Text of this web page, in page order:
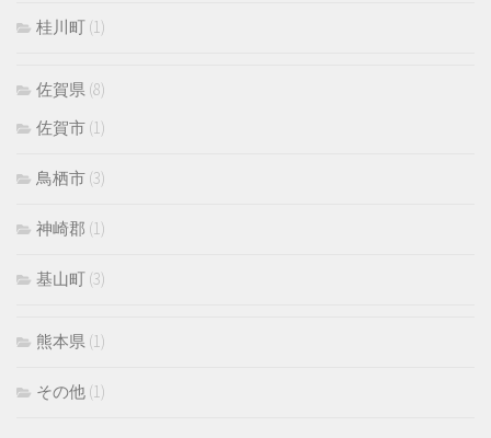
桂川町 (1)
佐賀県 (8)
佐賀市 (1)
鳥栖市 (3)
神崎郡 (1)
基山町 (3)
熊本県 (1)
その他 (1)